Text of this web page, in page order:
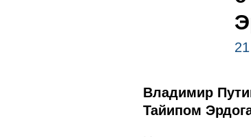
Владимир
Тайипом